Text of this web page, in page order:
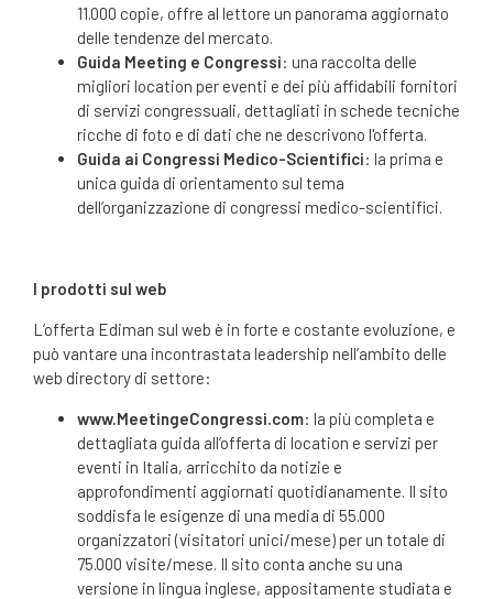
11.000 copie, offre al lettore un panorama aggiornato
delle tendenze del mercato.
Guida Meeting e Congressi: una raccolta delle
migliori location per eventi e dei più affidabili fornitori
di servizi congressuali, dettagliati in schede tecniche
ricche di foto e di dati che ne descrivono l'offerta.
Guida ai Congressi Medico-Scientifici: la prima e
unica guida di orientamento sul tema
dell’organizzazione di congressi medico-scientifici.
I prodotti sul web
L’offerta Ediman sul web è in forte e costante evoluzione, e
può vantare una incontrastata leadership nell’ambito delle
web directory di settore:
www.MeetingeCongressi.com: la più completa e
dettagliata guida all’offerta di location e servizi per
eventi in Italia, arricchito da notizie e
approfondimenti aggiornati quotidianamente. Il sito
soddisfa le esigenze di una media di 55.000
organizzatori (visitatori unici/mese) per un totale di
75.000 visite/mese. Il sito conta anche su una
versione in lingua inglese, appositamente studiata e